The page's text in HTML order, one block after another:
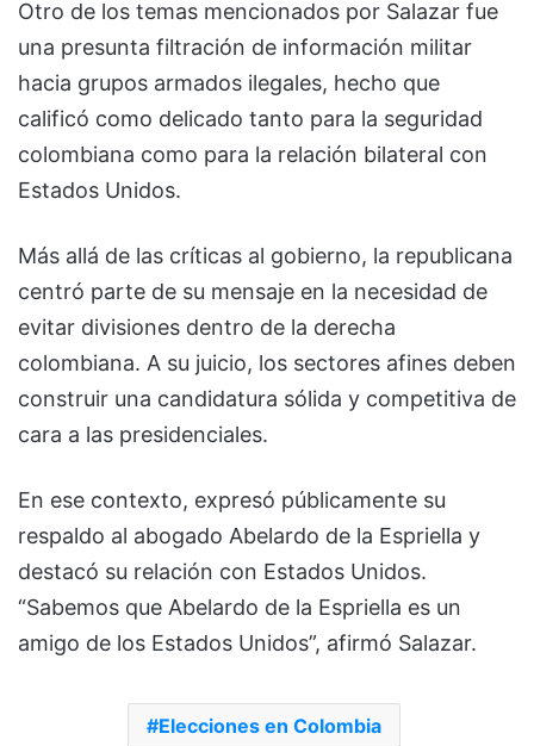
Otro de los temas mencionados por Salazar fue
una presunta filtración de información militar
hacia grupos armados ilegales, hecho que
calificó como delicado tanto para la seguridad
colombiana como para la relación bilateral con
Estados Unidos.
Más allá de las críticas al gobierno, la republicana
centró parte de su mensaje en la necesidad de
evitar divisiones dentro de la derecha
colombiana. A su juicio, los sectores afines deben
construir una candidatura sólida y competitiva de
cara a las presidenciales.
En ese contexto, expresó públicamente su
respaldo al abogado Abelardo de la Espriella y
destacó su relación con Estados Unidos.
“Sabemos que Abelardo de la Espriella es un
amigo de los Estados Unidos”, afirmó Salazar.
Elecciones en Colombia